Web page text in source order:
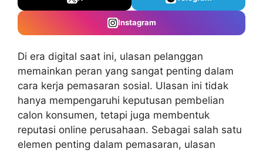
Instagram
Di era digital saat ini, ulasan pelanggan
memainkan peran yang sangat penting dalam
cara kerja pemasaran sosial. Ulasan ini tidak
hanya mempengaruhi keputusan pembelian
calon konsumen, tetapi juga membentuk
reputasi online perusahaan. Sebagai salah satu
elemen penting dalam pemasaran, ulasan